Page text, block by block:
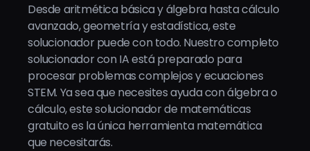
Desde aritmética básica y álgebra hasta cálculo
avanzado, geometría y estadística, este
solucionador puede con todo. Nuestro completo
solucionador con IA está preparado para
procesar problemas complejos y ecuaciones
STEM. Ya sea que necesites ayuda con álgebra o
cálculo, este solucionador de matemáticas
gratuito es la única herramienta matemática
que necesitarás.